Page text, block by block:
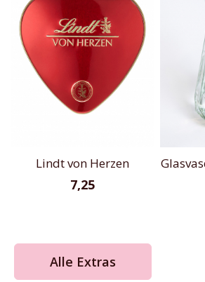
Lindt von Herzen
7,25
Alle Extras